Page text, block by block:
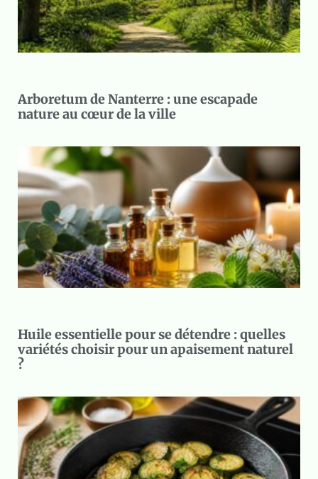
Arboretum de Nanterre : une escapade
nature au cœur de la ville
Huile essentielle pour se détendre : quelles
variétés choisir pour un apaisement naturel
?